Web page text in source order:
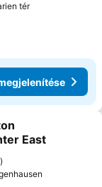
tér
kedvencekhez
East